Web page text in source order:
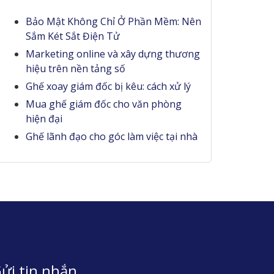
Bảo Mật Không Chỉ Ở Phần Mềm: Nên
Sắm Két Sắt Điện Tử
Marketing online và xây dựng thương
hiệu trên nền tảng số
Ghế xoay giám đốc bị kêu: cách xử lý
Mua ghế giám đốc cho văn phòng
hiện đại
Ghế lãnh đạo cho góc làm việc tại nhà